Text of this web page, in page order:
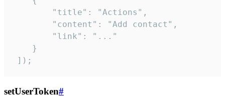
        "title": "Actions",
        "content": "Add contact",
        "link": "..."
    }
]);
setUserToken#